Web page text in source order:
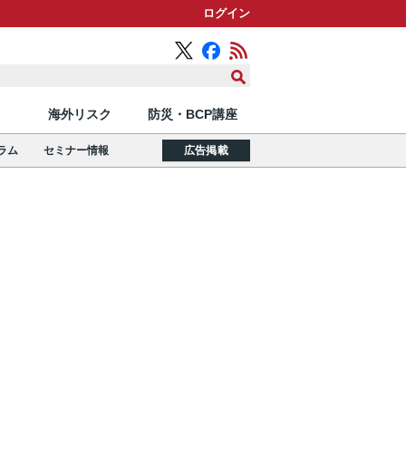
ログイン
海外リスク 防災・BCP講座
ム セミナー情報 広告掲載